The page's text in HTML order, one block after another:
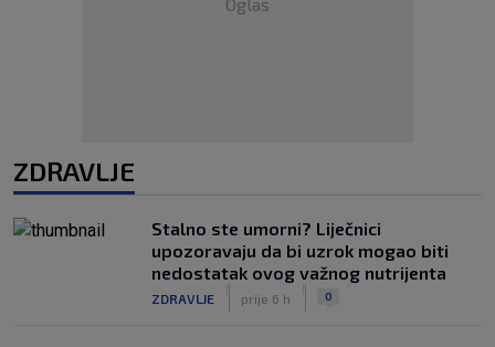
ZDRAVLJE
Stalno ste umorni? Liječnici
upozoravaju da bi uzrok mogao biti
nedostatak ovog važnog nutrijenta
ZDRAVLJE prije 6 h 0